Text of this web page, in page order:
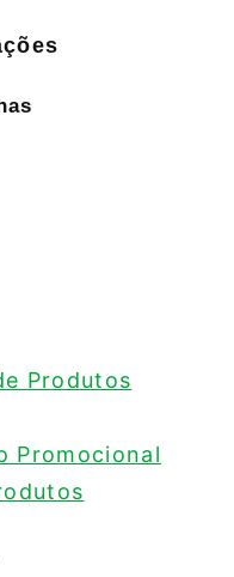
Produtos
Promocional